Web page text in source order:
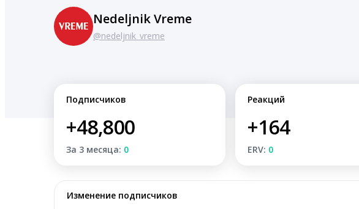
Nedeljnik Vreme
@nedeljnik_vreme
Подписчиков
+48,800
За 3 месяца: 0
Реакций
+164
ERV: 0
Изменение подписчиков